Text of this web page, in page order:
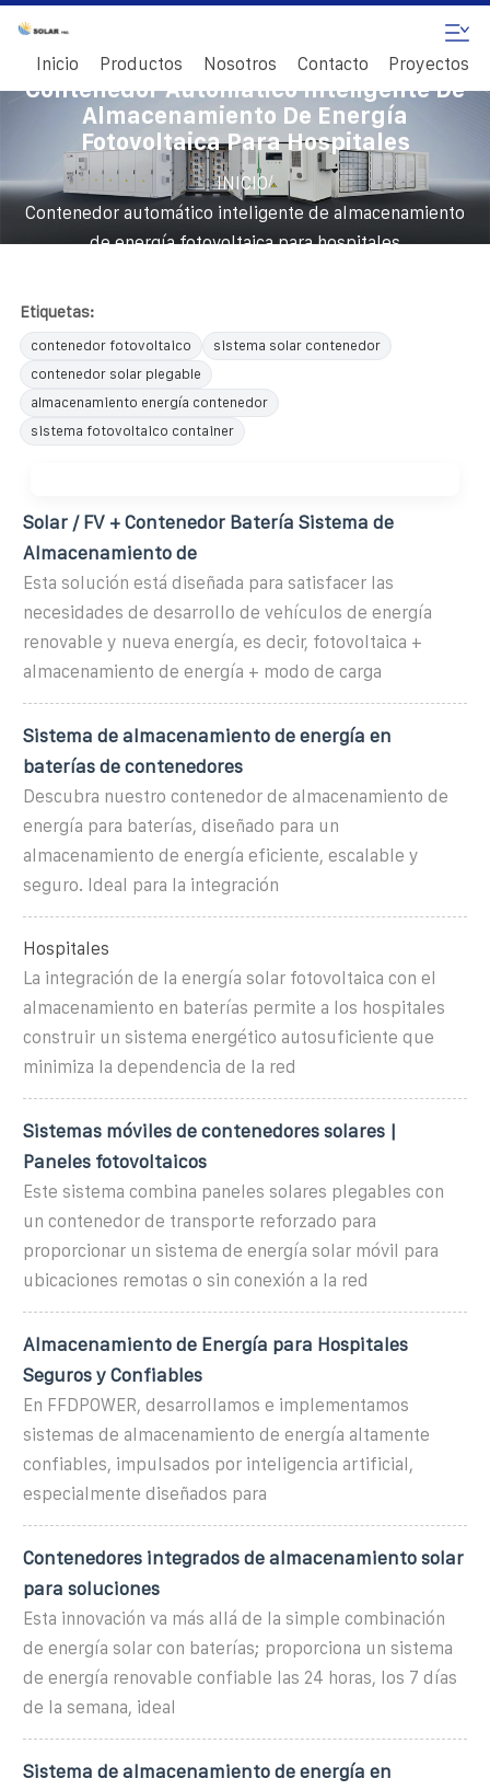
Inicio Productos Nosotros Contacto Proyectos
Contenedor Automático Inteligente De
Almacenamiento De Energía
Fotovoltaica Para Hospitales
INICIO/
Contenedor automático inteligente de almacenamiento
de energía fotovoltaica para hospitales
Etiquetas:
contenedor fotovoltaico
sistema solar contenedor
contenedor solar plegable
almacenamiento energía contenedor
sistema fotovoltaico container
Solar / FV + Contenedor Batería Sistema de
Almacenamiento de
Esta solución está diseñada para satisfacer las
necesidades de desarrollo de vehículos de energía
renovable y nueva energía, es decir, fotovoltaica +
almacenamiento de energía + modo de carga
Sistema de almacenamiento de energía en
baterías de contenedores
Descubra nuestro contenedor de almacenamiento de
energía para baterías, diseñado para un
almacenamiento de energía eficiente, escalable y
seguro. Ideal para la integración
Hospitales
La integración de la energía solar fotovoltaica con el
almacenamiento en baterías permite a los hospitales
construir un sistema energético autosuficiente que
minimiza la dependencia de la red
Sistemas móviles de contenedores solares |
Paneles fotovoltaicos
Este sistema combina paneles solares plegables con
un contenedor de transporte reforzado para
proporcionar un sistema de energía solar móvil para
ubicaciones remotas o sin conexión a la red
Almacenamiento de Energía para Hospitales
Seguros y Confiables
En FFDPOWER, desarrollamos e implementamos
sistemas de almacenamiento de energía altamente
confiables, impulsados por inteligencia artificial,
especialmente diseñados para
Contenedores integrados de almacenamiento solar
para soluciones
Esta innovación va más allá de la simple combinación
de energía solar con baterías; proporciona un sistema
de energía renovable confiable las 24 horas, los 7 días
de la semana, ideal
Sistema de almacenamiento de energía en